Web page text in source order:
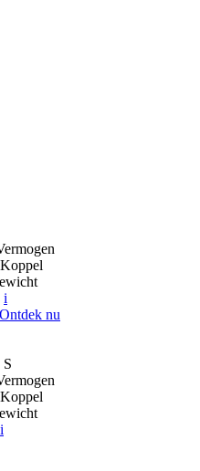
Koppel
i
Ontdek nu
Koppel
i